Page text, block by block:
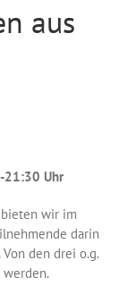
aus
21:30 Uhr
bieten wir im
darin
den drei o.g.
werden.